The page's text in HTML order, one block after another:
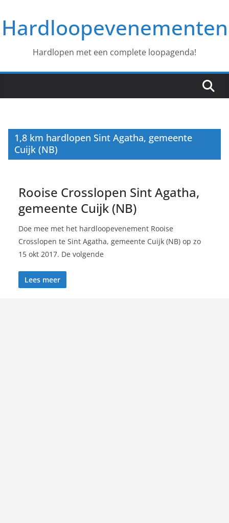
naar
deHardloopevenementen
Hardlopen met een complete loopagenda!
1,8 km hardlopen Sint Agatha, gemeente
Cuijk (NB)
Rooise Crosslopen Sint Agatha,
gemeente Cuijk (NB)
Doe mee met het hardloopevenement Rooise
Crosslopen te Sint Agatha, gemeente Cuijk (NB) op zo
15 okt 2017. De volgende
Lees meer